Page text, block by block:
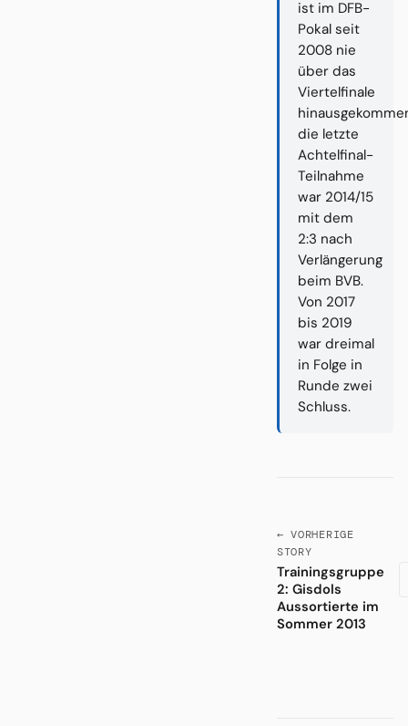
ist im DFB-
Pokal seit
2008 nie
über das
Viertelfinale
die letzte
Achtelfinal-
Teilnahme
war 2014/15
mit dem
2:3 nach
Verlängerung
beim BVB.
Von 2017
bis 2019
war dreimal
in Folge in
Runde zwei
Schluss.
← VORHERIGE
STORY
Trainingsgruppe
2: Gisdols
Aussortierte im
Sommer 2013